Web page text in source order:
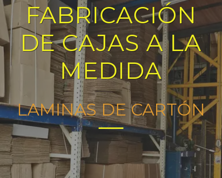
FABRICACIÓN
DE CAJAS A LA
MEDIDA
LAMINAS DE CARTÓN